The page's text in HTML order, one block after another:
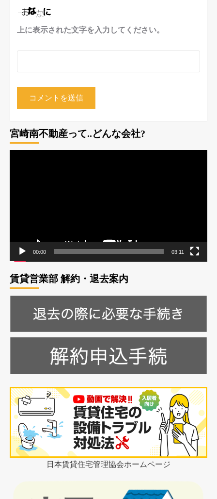
上に表示された文字を入力してください。
宮崎南不動産って..どんな会社?
00:00 03:11
賃貸営業部 解約・退去案内
日本賃貸住宅管理協会ホームページ